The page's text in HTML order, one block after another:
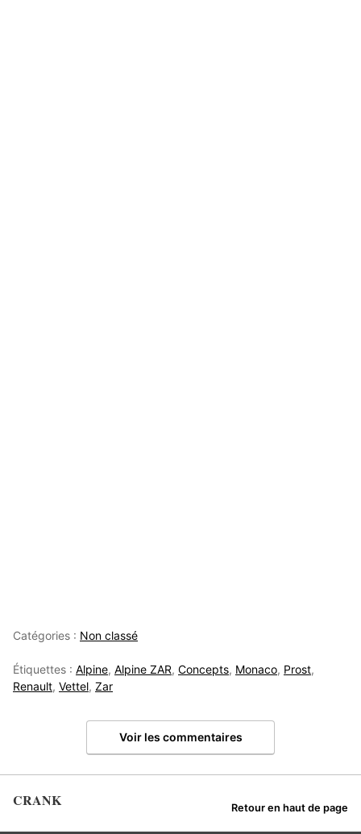
Catégories : Non classé
Étiquettes : Alpine, Alpine ZAR, Concepts, Monaco, Prost,
Renault, Vettel, Zar
Voir les commentaires
CRANK Retour en haut de page